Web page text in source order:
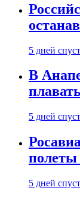
5 дней
В
5 дней
полеты
5 дней